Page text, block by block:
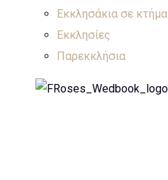
Εκκλησάκια σε κτήμα
Εκκλησίες
Παρεκκλήσια